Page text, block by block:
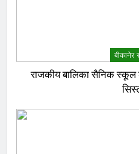
बीकानेर
राजकीय बालिका सैनिक